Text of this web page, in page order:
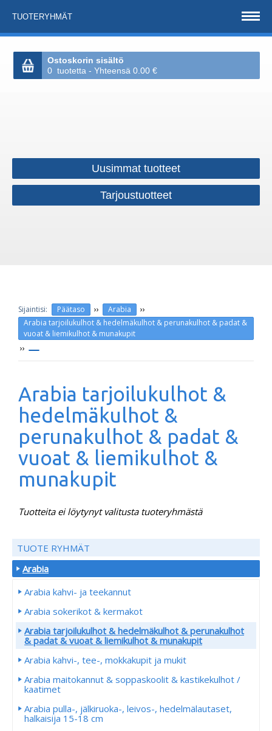
TUOTERYHMÄT
Ostoskorin sisältö
0 tuotetta - Yhteensä 0.00 €
Uusimmat tuotteet
Tarjoustuotteet
Päätaso ›› Arabia ››
Arabia tarjoilukulhot & hedelmäkulhot & perunakulhot & padat &
vuoat & liemikulhot & munakupit
››
Arabia tarjoilukulhot &
hedelmäkulhot &
perunakulhot & padat &
vuoat & liemikulhot &
munakupit
Tuotteita ei löytynyt valitusta tuoteryhmästä
TUOTE RYHMÄT
Arabia
Arabia kahvi- ja teekannut
Arabia sokerikot & kermakot
Arabia tarjoilukulhot & hedelmäkulhot & perunakulhot
& padat & vuoat & liemikulhot & munakupit
Arabia kahvi-, tee-, mokkakupit ja mukit
Arabia maitokannut & soppaskoolit & kastikekulhot /
kaatimet
Arabia pulla-, jälkiruoka-, leivos-, hedelmälautaset,
halkaisija 15-18 cm